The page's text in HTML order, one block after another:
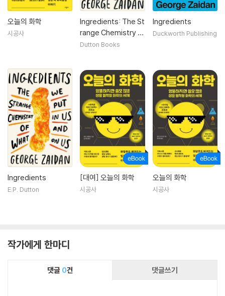
오늘의 화학
시공사
Ingredients: The St
range Chemistry o
f What We Put in U
Dutton Books
Ingredients
Duckworth Publishing
Ingredients
E.P. Dutton
[대여] 오늘의 화학
시공사
오늘의 화학
시공사
작가에게 한마디
댓글 0건 댓글쓰기